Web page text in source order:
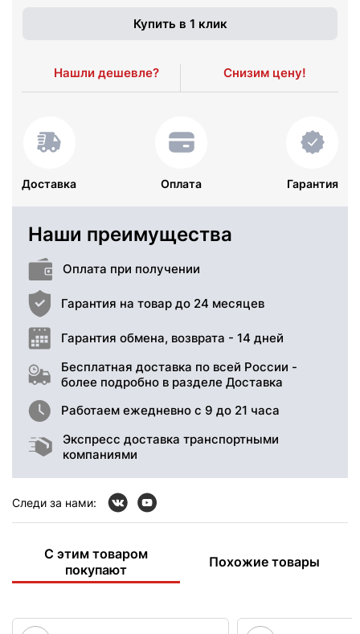
Купить в 1 клик
Нашли дешевле? Снизим цену!
Доставка Оплата Гарантия
Наши преимущества
Оплата при получении
Гарантия на товар до 24 месяцев
Гарантия обмена, возврата - 14 дней
Бесплатная доставка по всей России -
более подробно в разделе Доставка
Работаем ежедневно с 9 до 21 часа
Экспресс доставка транспортными
компаниями
Следи за нами:
С этим товаром
покупают
Похожие товары